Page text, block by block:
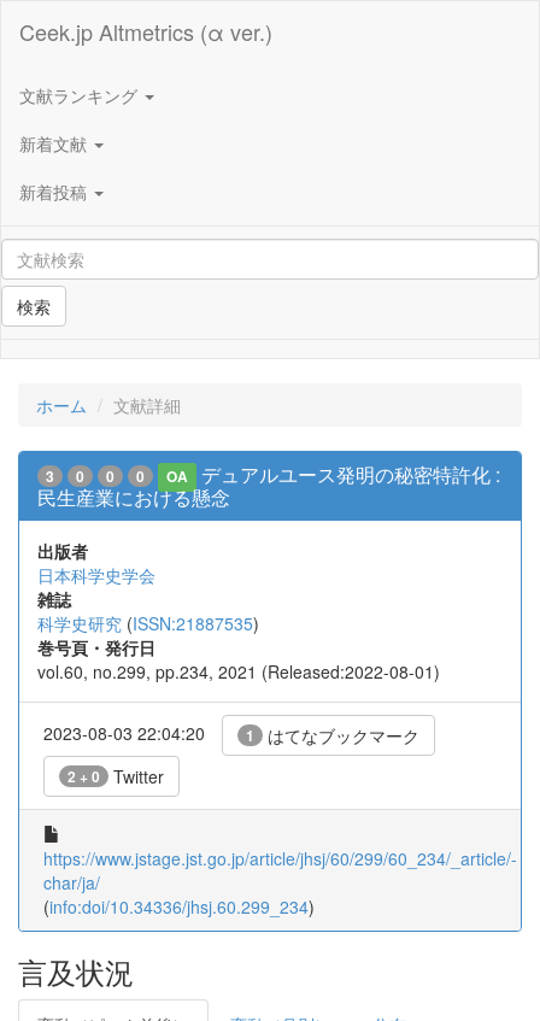
Ceek.jp Altmetrics (α ver.)
文献ランキング
新着文献
新着投稿
検索
ホーム 文献詳細
3 0 0 0 OA
デュアルユース発明の秘密特許化 :
民生産業における懸念
出版者
日本科学史学会
雑誌
科学史研究 (ISSN:21887535)
巻号頁・発行日
vol.60, no.299, pp.234, 2021 (Released:2022-08-01)
2023-08-03 22:04:20 1 はてなブックマーク
2 + 0 Twitter
https://www.jstage.jst.go.jp/article/jhsj/60/299/60_234/_article/-
char/ja/
(info:doi/10.34336/jhsj.60.299_234)
言及状況